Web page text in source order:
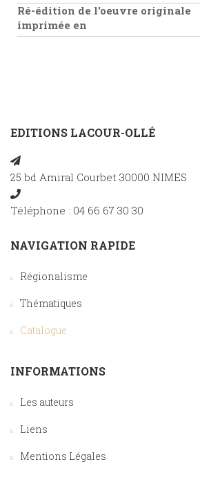
Ré-édition de l'oeuvre originale
imprimée en
EDITIONS LACOUR-OLLÉ
25 bd Amiral Courbet 30000 NIMES
Téléphone : 04 66 67 30 30
NAVIGATION RAPIDE
Régionalisme
Thématiques
Catalogue
INFORMATIONS
Les auteurs
Liens
Mentions Légales